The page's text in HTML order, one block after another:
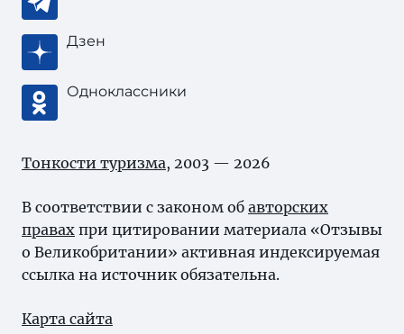
Дзен
Одноклассники
Тонкости туризма, 2003 — 2026
В соответствии с законом об авторских
правах при цитировании материала «Отзывы
о Великобритании» активная индексируемая
ссылка на источник обязательна.
Карта сайта